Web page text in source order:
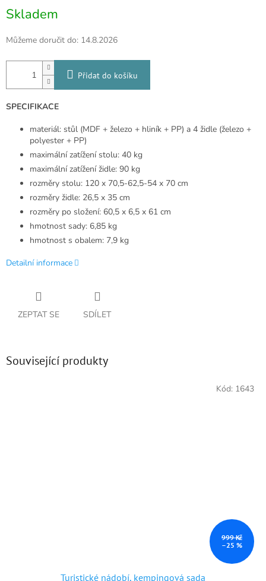
cena:
Skladem
Můžeme doručit do: 14.8.2026
Přidat do košíku
SPECIFIKACE
materiál: stůl (MDF + železo + hliník + PP) a 4 židle (železo +
polyester + PP)
maximální zatížení stolu: 40 kg
maximální zatížení židle: 90 kg
rozměry stolu: 120 x 70,5-62,5-54 x 70 cm
rozměry židle: 26,5 x 35 cm
rozměry po složení: 60,5 x 6,5 x 61 cm
hmotnost sady: 6,85 kg
hmotnost s obalem: 7,9 kg
Detailní informace
ZEPTAT SE SDÍLET
Související produkty
999 Kč
–25 %
Turistické nádobí, kempingová sada
Kód: 1643